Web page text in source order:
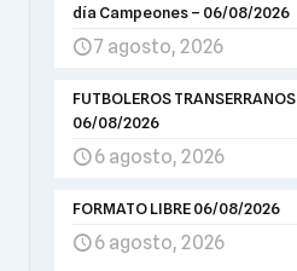
día Campeones – 06/08/2026
7 agosto, 2026
FUTBOLEROS TRANSERRANOS
06/08/2026
6 agosto, 2026
FORMATO LIBRE 06/08/2026
6 agosto, 2026